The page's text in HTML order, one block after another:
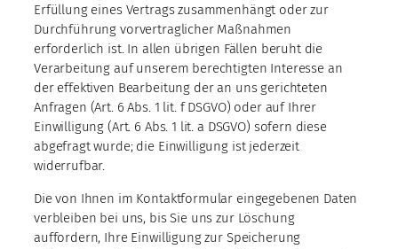
Erfüllung eines Vertrags zusammenhängt oder zur
Durchführung vorvertraglicher Maßnahmen
erforderlich ist. In allen übrigen Fällen beruht die
Verarbeitung auf unserem berechtigten Interesse an
der effektiven Bearbeitung der an uns gerichteten
Anfragen (Art. 6 Abs. 1 lit. f DSGVO) oder auf Ihrer
Einwilligung (Art. 6 Abs. 1 lit. a DSGVO) sofern diese
abgefragt wurde; die Einwilligung ist jederzeit
widerrufbar.
Die von Ihnen im Kontaktformular eingegebenen Daten
verbleiben bei uns, bis Sie uns zur Löschung
auffordern, Ihre Einwilligung zur Speicherung